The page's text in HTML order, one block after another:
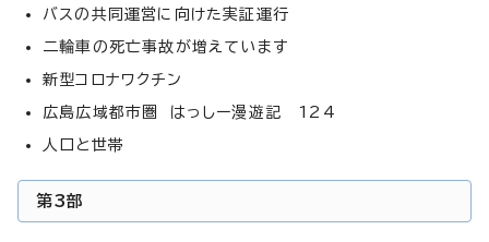
バスの共同運営に向けた実証運行
二輪車の死亡事故が増えています
新型コロナワクチン
広島広域都市圏 はっしー漫遊記 124
人口と世帯
第3部